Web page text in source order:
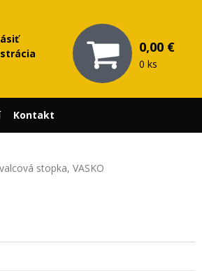
0,00 €
0 ks
stopka, VASKO
Kontakt